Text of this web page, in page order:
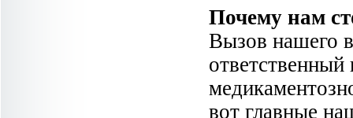
Почему нам
Вызов нашего
вот главные